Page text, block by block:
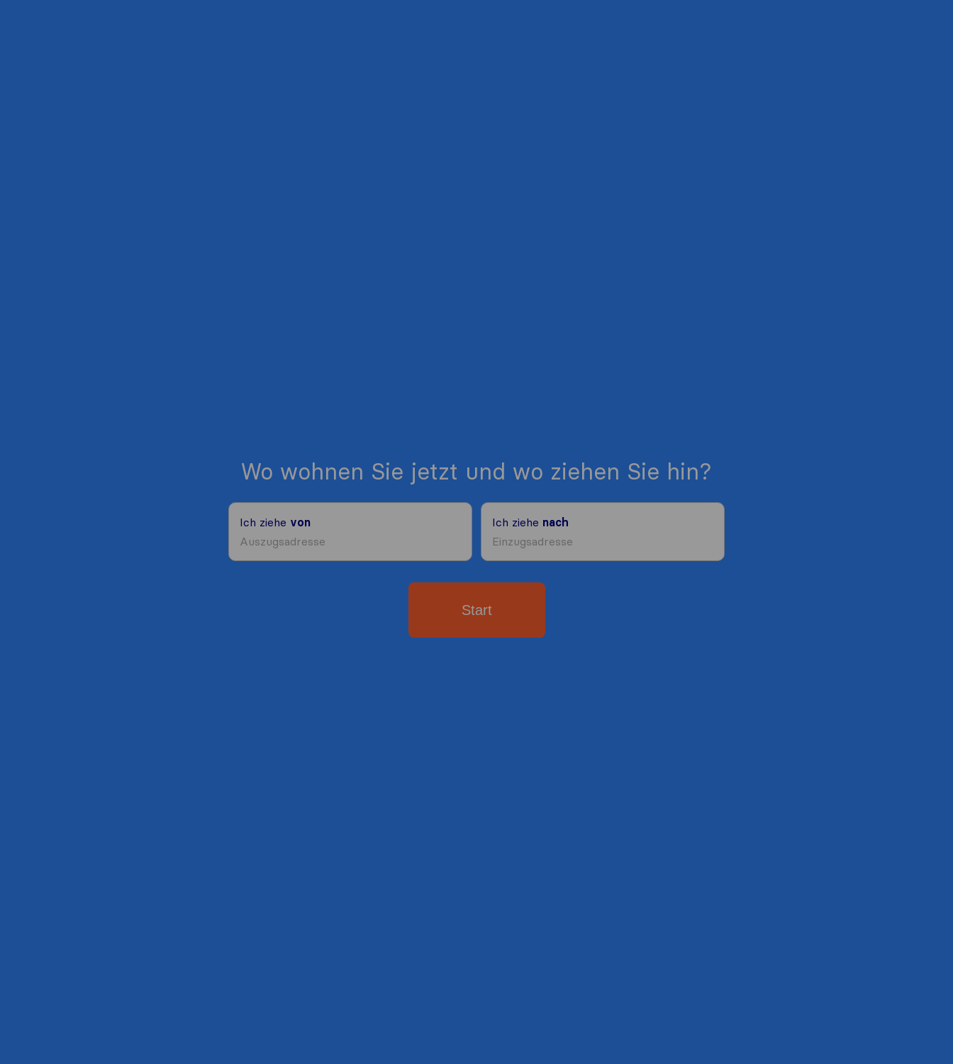
Wo wohnen Sie jetzt und wo ziehen Sie hin?
Ich ziehe von Ich ziehe nach
Start